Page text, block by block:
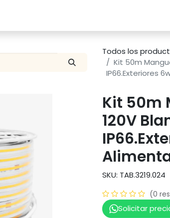
Todos los
Kit 50m
IP66.Exteriores
Kit 50m
120V
SKU: TAB.3219.024
(0
Solicitar